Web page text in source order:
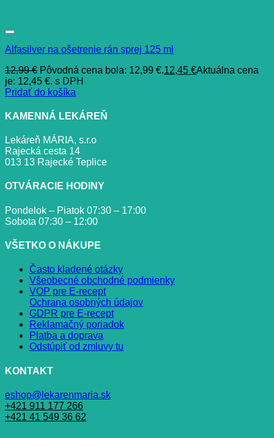
Alfasilver na ošetrenie rán sprej 125 ml
12,99€ Pôvodná cena bola: 12,99 €.12,45 €Aktuálna cena
je: 12,45 €. s DPH
Pridať do košíka
KAMENNÁ LEKÁREŇ
Lekáreň MÁRIA, s.r.o
Rajecká cesta 14
013 13 Rajecké Teplice
OTVÁRACIE HODINY
Pondelok – Piatok 07:30 – 17:00
Sobota 07:30 – 12:00
VŠETKO O NÁKUPE
Často kladené otázky
Všeobecné obchodné podmienky
VOP pre E-recept
Ochrana osobných údajov
GDPR pre E-recept
Reklamačný poriadok
Platba a doprava
Odstúpiť od zmluvy tu
KONTAKT
eshop@lekarenmaria.sk
+421 911 177 266
+421 41 549 36 62